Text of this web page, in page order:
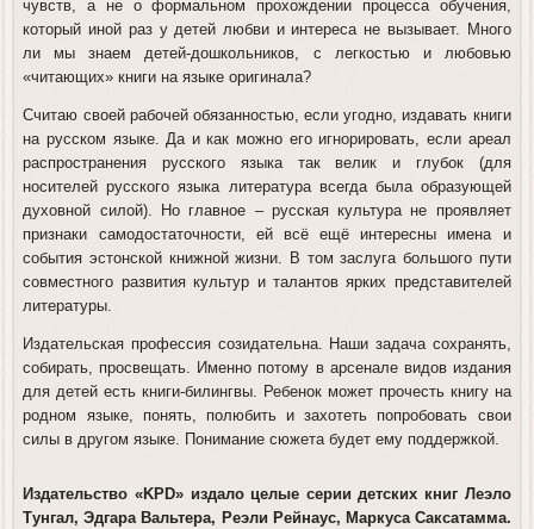
чувств, а не о формальном прохождении процесса обучения,
который иной раз у детей любви и интереса не вызывает. Много
ли мы знаем детей-дошкольников, с легкостью и любовью
«читающих» книги на языке оригинала?
Считаю своей рабочей обязанностью, если угодно, издавать книги
на русском языке. Да и как можно его игнорировать, если ареал
распространения русского языка так велик и глубок (для
носителей русского языка литература всегда была образующей
духовной силой). Но главное – русская культура не проявляет
признаки самодостаточности, ей всё ещё интересны имена и
события эстонской книжной жизни. В том заслуга большого пути
совместного развития культур и талантов ярких представителей
литературы.
Издательская профессия созидательна. Наши задача сохранять,
собирать, просвещать. Именно потому в арсенале видов издания
для детей есть книги-билингвы. Ребенок может прочесть книгу на
родном языке, понять, полюбить и захотеть попробовать свои
силы в другом языке. Понимание сюжета будет ему поддержкой.
Издательство «KPD» издало целые серии детских книг Леэло
Тунгал, Эдгара Вальтера, Реэли Рейнаус, Маркуса Саксатамма.